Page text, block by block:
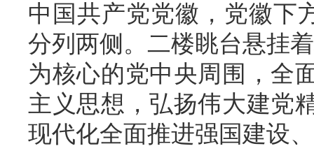
中国共产党党徽，党徽下
分列两侧。二楼眺台悬挂
为核心的党中央周围，全
主义思想，弘扬伟大建党
现代化全面推进强国建设